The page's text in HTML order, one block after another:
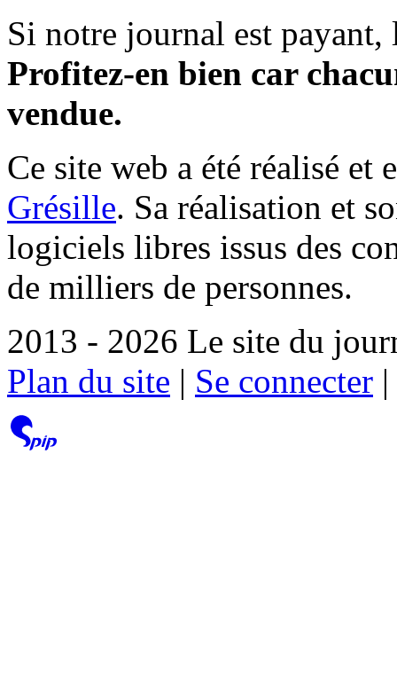
Si notre journal est payant,
Profitez-en bien car
vendue.
Ce site web a été réalisé et
Grésille. Sa réalisation et
logiciels libres issus des
de milliers de personnes.
2013 - 2026 Le site du
Plan du site | Se connecter |